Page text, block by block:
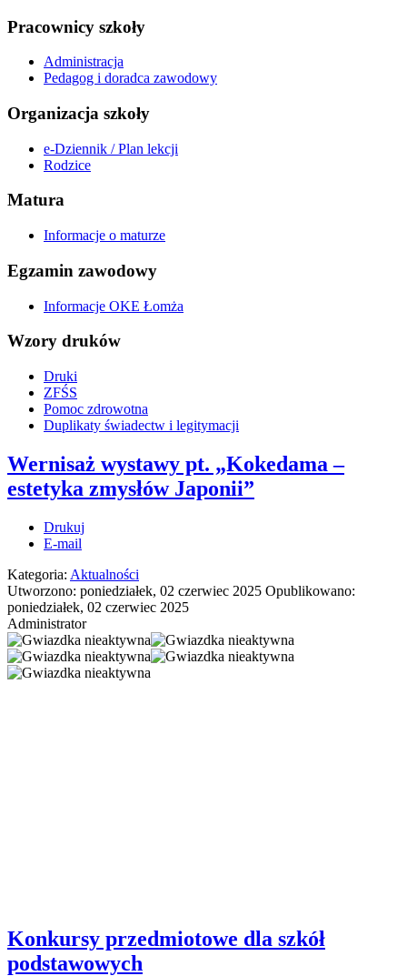
Pracownicy szkoły
Administracja
Pedagog i doradca zawodowy
Organizacja szkoły
e-Dziennik / Plan lekcji
Rodzice
Matura
Informacje o maturze
Egzamin zawodowy
Informacje OKE Łomża
Wzory druków
Druki
ZFŚS
Pomoc zdrowotna
Duplikaty świadectw i legitymacji
Wernisaż wystawy pt. „Kokedama –
estetyka zmysłów Japonii”
Drukuj
E-mail
Kategoria: Aktualności
Utworzono: poniedziałek, 02 czerwiec 2025 Opublikowano:
poniedziałek, 02 czerwiec 2025
Administrator
Konkursy przedmiotowe dla szkół
podstawowych